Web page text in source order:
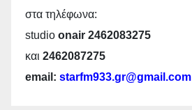
στα τηλέφωνα:
studio onair 2462083275
και 2462087275
email: starfm933.gr@gmail.com